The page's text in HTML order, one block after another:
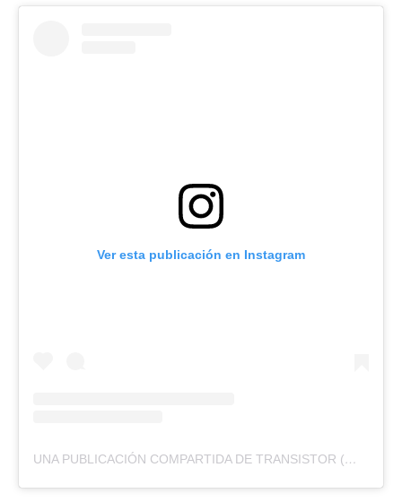
Ver esta publicación en Instagram
UNA PUBLICACIÓN COMPARTIDA DE TRANSISTOR (@TRANSISTORGIGS)